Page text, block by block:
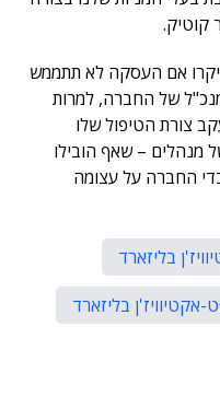
קוטיק.
אם העסקה לא תתממש
של החברה, למרות
צורת הטיפול שלו
מנהלים – שאף הובילו
של כ-1,500 מעובדי החברה על עצומה
בליזארד
אקטיוויז'ן בליזארד